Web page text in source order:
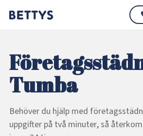
Tumba
Behöver du hjälp med
uppgifter på två minuter, så